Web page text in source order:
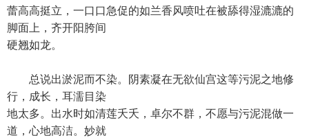
蕾高高挺立，一口口急促的如兰香风喷吐在被舔得湿漉漉的
脚面上，齐开阳胯间
硬翘如龙。
总说出淤泥而不染。阴素凝在无欲仙宫这等污泥之地修
行，成长，耳濡目染
地太多。出水时如清莲夭夭，卓尔不群，不愿与污泥混做一
道，心地高洁。妙就